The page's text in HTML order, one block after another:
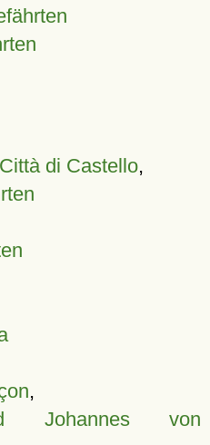
di Castello,
,
Johannes von